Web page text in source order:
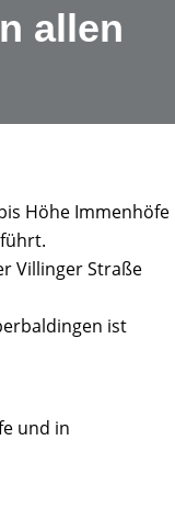
allen
Höhe Immenhöfe
Villinger Straße
ist
und in